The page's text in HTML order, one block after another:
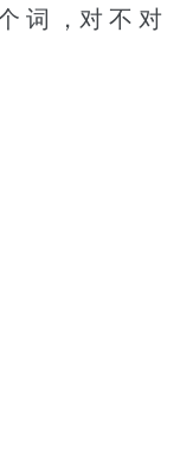
词 ，对 不 对